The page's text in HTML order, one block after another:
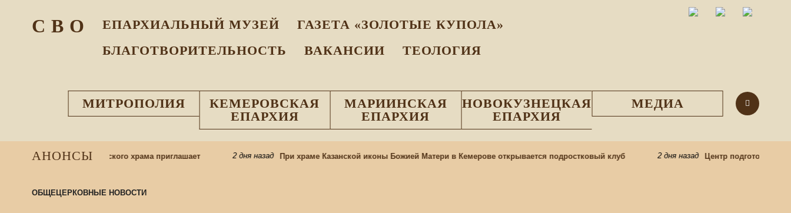
С В О ЕПАРХИАЛЬНЫЙ МУЗEЙ
ГАЗЕТА «ЗОЛОТЫЕ КУПОЛА»
БЛАГОТВОРИТЕЛЬНОСТЬ
ВАКАНСИИ ТЕОЛОГИЯ
МИТРОПОЛИЯ
КЕМЕРОВСКАЯ
ЕПАРХИЯ
МАРИИНСКАЯ
ЕПАРХИЯ
НОВОКУЗНЕЦКАЯ
ЕПАРХИЯ
МЕДИА
АНОНСЫ
приход Казанского храма приглашает 2 дня назад При храме Казанской иконы Божией Матери в Кемерове открывается подростковый клуб 2 дня назад Центр подготовки
ОБЩЕЦЕРКОВНЫЕ НОВОСТИ